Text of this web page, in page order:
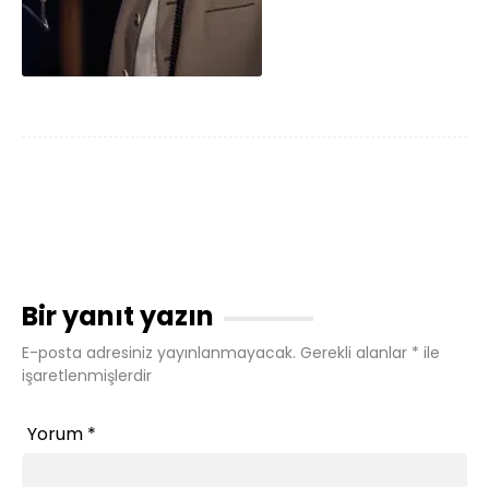
Bir yanıt yazın
E-posta adresiniz yayınlanmayacak. Gerekli alanlar * ile
işaretlenmişlerdir
Yorum *